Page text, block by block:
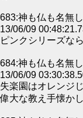
683:神も仏も名無
13/06/09
ピンクシリーズな
684:神も仏も名無
13/06/09
失楽園はオレンジ
偉大な教え手懐か